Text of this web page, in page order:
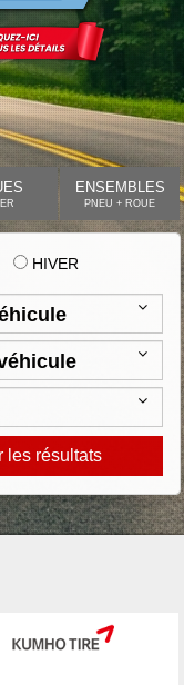
ENSEMBLES
PNEU + ROUE
HIVER
les résultats